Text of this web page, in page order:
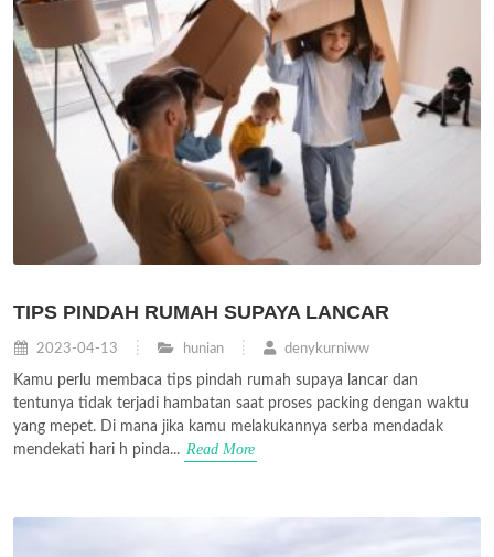
TIPS PINDAH RUMAH SUPAYA LANCAR
2023-04-13 hunian denykurniww
Kamu perlu membaca tips pindah rumah supaya lancar dan
tentunya tidak terjadi hambatan saat proses packing dengan waktu
yang mepet. Di mana jika kamu melakukannya serba mendadak
mendekati hari h pinda... Read More